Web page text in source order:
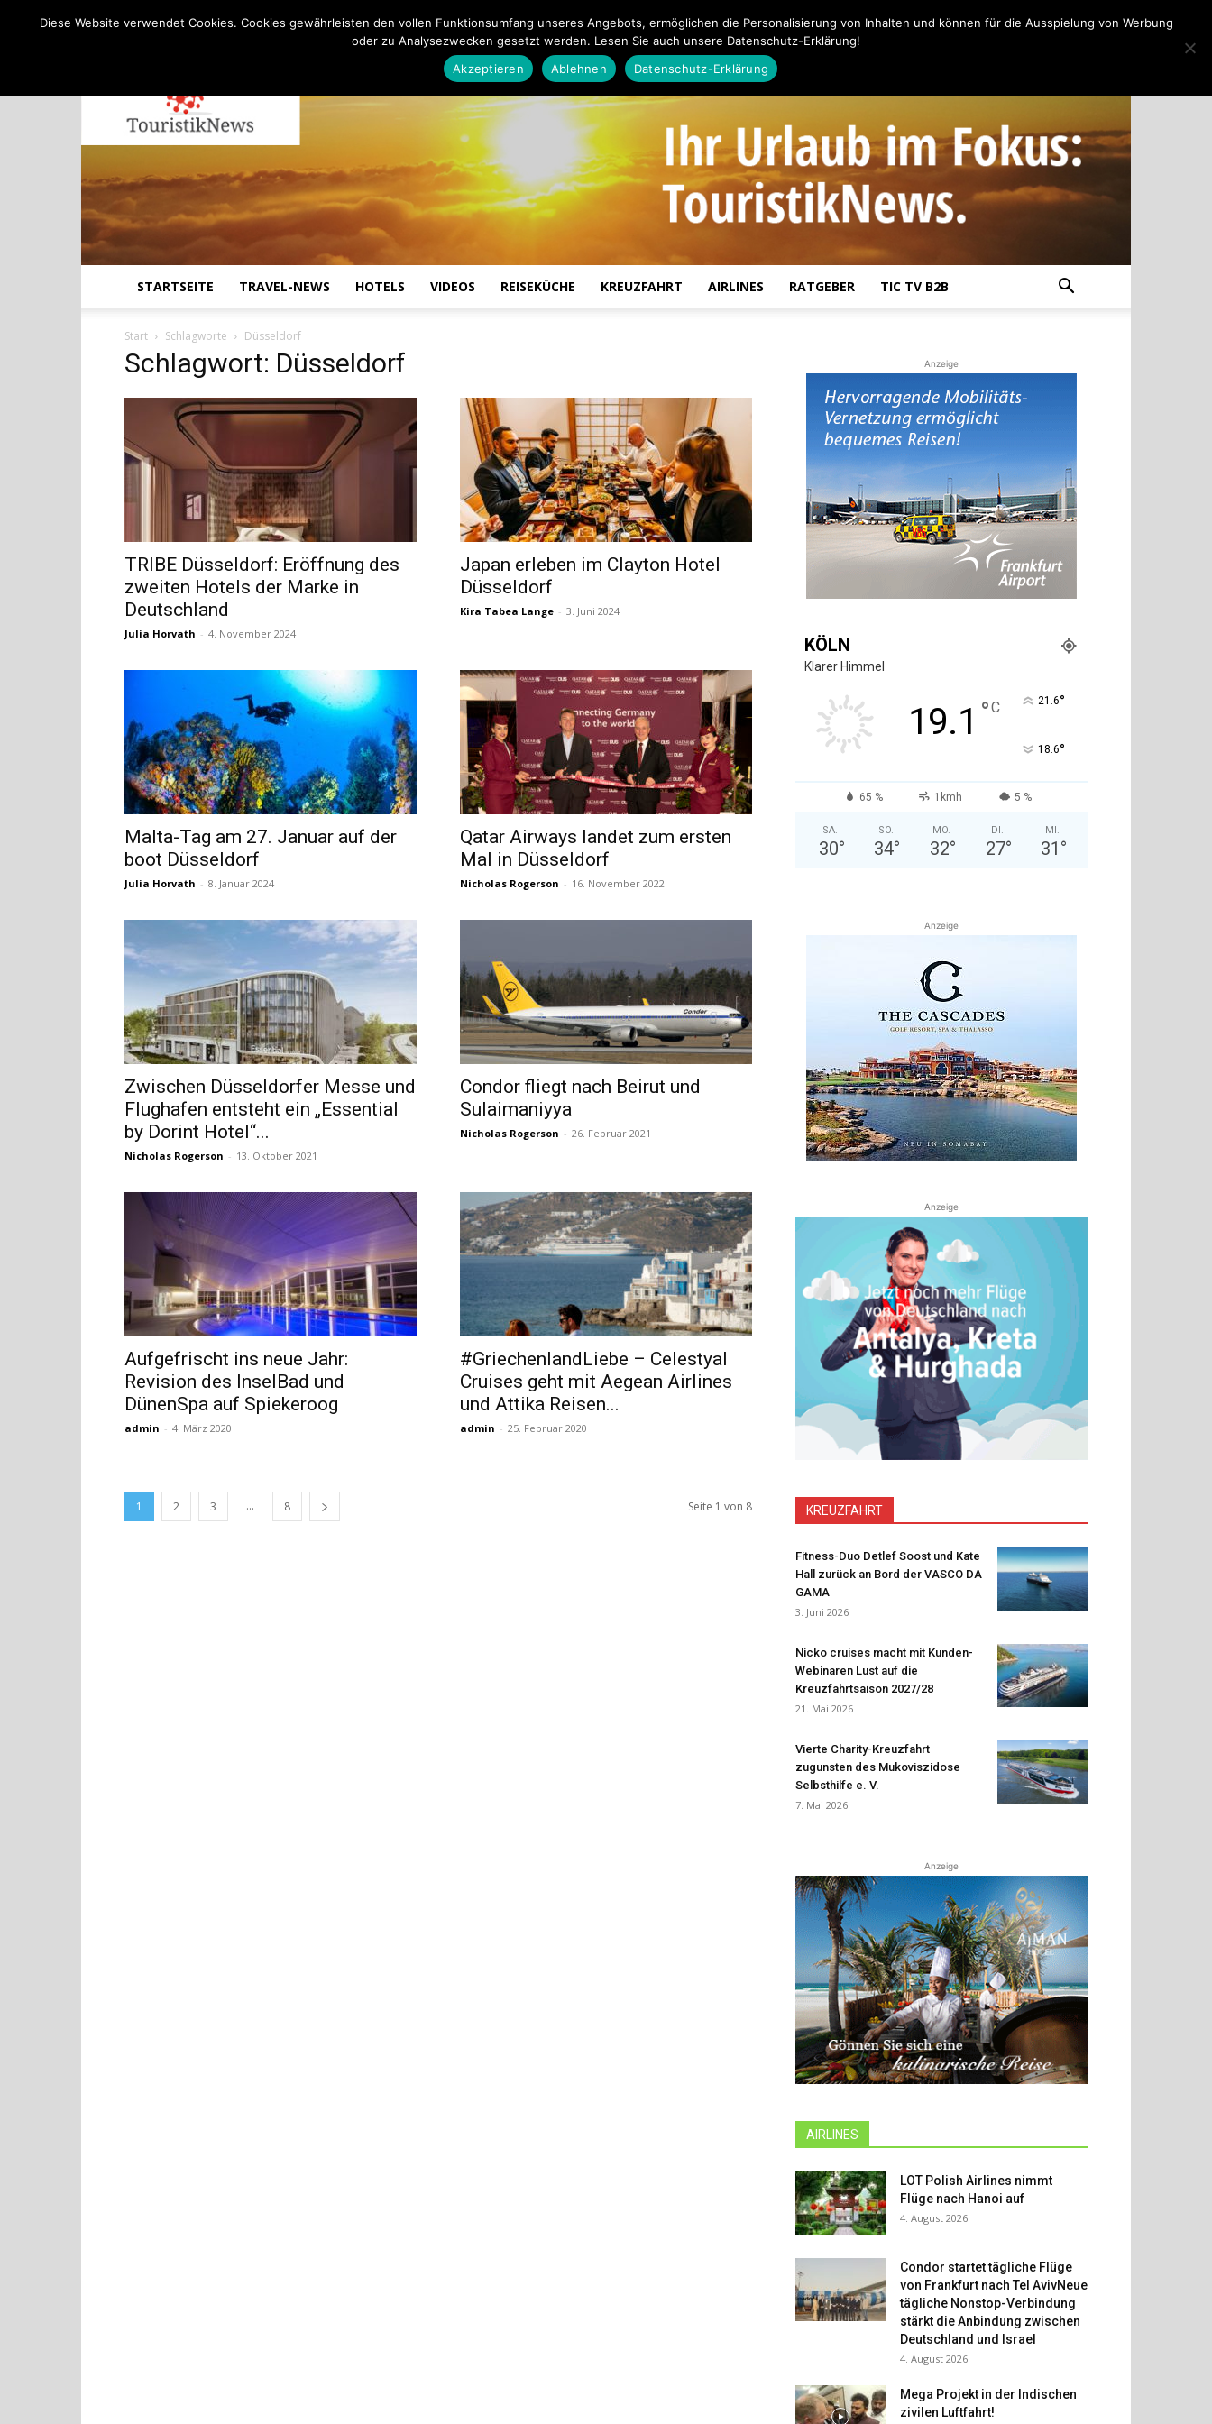
|
Touristiknews
und
Reiseempfehlungen.
STARTSEITE TRAVEL-NEWS HOTELS VIDEOS REISEKÜCHE KREUZFAHRT AIRLINES RATGEBER TIC TV B2B
Start Schlagworte Düsseldorf
Schlagwort: Düsseldorf
TRIBE Düsseldorf: Eröffnung des
zweiten Hotels der Marke in
Deutschland
Julia Horvath - 4. November 2024
Japan erleben im Clayton Hotel
Düsseldorf
Kira Tabea Lange - 3. Juni 2024
Malta-Tag am 27. Januar auf der
boot Düsseldorf
Julia Horvath - 8. Januar 2024
Qatar Airways landet zum ersten
Mal in Düsseldorf
Nicholas Rogerson - 16. November 2022
Zwischen Düsseldorfer Messe und
Flughafen entsteht ein „Essential
by Dorint Hotel“...
Nicholas Rogerson - 13. Oktober 2021
Condor fliegt nach Beirut und
Sulaimaniyya
Nicholas Rogerson - 26. Februar 2021
Aufgefrischt ins neue Jahr:
Revision des InselBad und
DünenSpa auf Spiekeroog
admin - 4. März 2020
#GriechenlandLiebe – Celestyal
Cruises geht mit Aegean Airlines
und Attika Reisen...
admin - 25. Februar 2020
1 2 3 ... 8 Seite 1 von 8
Anzeige
KÖLN
Klarer Himmel
19.1 °C 21.6°
18.6°
65 % 1kmh 5 %
SA.
30°
SO.
34°
MO.
32°
DI.
27°
MI.
31 °
Anzeige
Anzeige
KREUZFAHRT
Fitness-Duo Detlef Soost und Kate
Hall zurück an Bord der VASCO DA
GAMA
3. Juni 2026
Nicko cruises macht mit Kunden-
Webinaren Lust auf die
Kreuzfahrtsaison 2027/28
21. Mai 2026
Vierte Charity-Kreuzfahrt
zugunsten des Mukoviszidose
Selbsthilfe e. V.
7. Mai 2026
Anzeige
AIRLINES
LOT Polish Airlines nimmt
Flüge nach Hanoi auf
4. August 2026
Condor startet tägliche Flüge
von Frankfurt nach Tel AvivNeue
tägliche Nonstop-Verbindung
stärkt die Anbindung zwischen
Deutschland und Israel
4. August 2026
Mega Projekt in der Indischen
zivilen Luftfahrt!
Diese Website verwendet Cookies. Cookies gewährleisten den vollen Funktionsumfang unseres Angebots, ermöglichen die Personalisierung von Inhalten und können für die Ausspielung von Werbung
oder zu Analysezwecken gesetzt werden. Lesen Sie auch unsere Datenschutz-Erklärung!
Akzeptieren
Ablehnen Datenschutz-Erklärung